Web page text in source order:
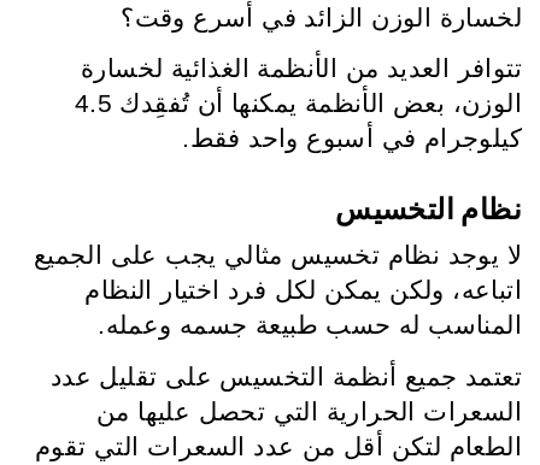
لخسارة الوزن الزائد في أسرع وقت؟
تتوافر العديد من الأنظمة الغذائية لخسارة
الوزن، بعض الأنظمة يمكنها أن تُفقِدك 4.5
كيلوجرام في أسبوع واحد فقط.
نظام التخسيس
لا يوجد نظام تخسيس مثالي يجب على الجميع
اتباعه، ولكن يمكن لكل فرد اختيار النظام
المناسب له حسب طبيعة جسمه وعمله.
تعتمد جميع أنظمة التخسيس على تقليل عدد
السعرات الحرارية التي تحصل عليها من
الطعام لتكن أقل من عدد السعرات التي تقوم